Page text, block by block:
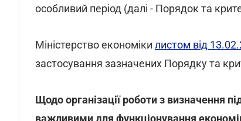
особливий період (далі - Порядок та
Міністерство економіки листом від
застосування зазначених Порядку та
Щодо організації роботи з визначення
важливими для функціонування